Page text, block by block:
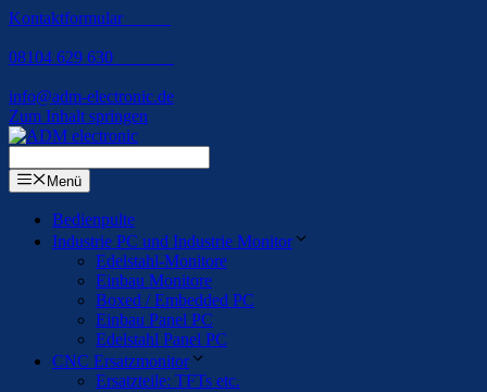
Kontaktformular
08104 629 630
info@adm-electronic.de
Zum Inhalt springen
Menü
Bedienpulte
Industrie PC und Industrie Monitor
Edelstahl-Monitore
Einbau Monitore
Boxed / Embedded PC
Einbau Panel PC
Edelstahl Panel PC
CNC Ersatzmonitor
Ersatzteile: TFTs etc.